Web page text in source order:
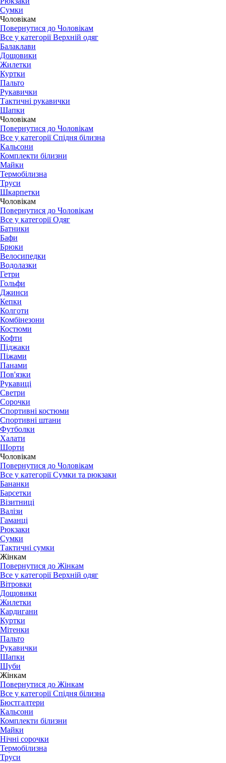
Сумки
Чоловікам
Повернутися до Чоловікам
Все у категорії Верхній одяг
Балаклави
Дощовики
Жилетки
Куртки
Пальто
Рукавички
Тактичні рукавички
Шапки
Чоловікам
Повернутися до Чоловікам
Все у категорії Спідня білизна
Кальсони
Комплекти білизни
Майки
Термобілизна
Труси
Шкарпетки
Чоловікам
Повернутися до Чоловікам
Все у категорії Одяг
Батники
Бафи
Брюки
Велосипедки
Водолазки
Гетри
Гольфи
Джинси
Кепки
Колготи
Комбінезони
Костюми
Кофти
Піджаки
Піжами
Панами
Пов'язки
Рукавиці
Светри
Сорочки
Спортивні костюми
Спортивні штани
Футболки
Халати
Шорти
Чоловікам
Повернутися до Чоловікам
Все у категорії Сумки та рюкзаки
Бананки
Барсетки
Візитниці
Валізи
Гаманці
Рюкзаки
Сумки
Тактичні сумки
Жінкам
Повернутися до Жінкам
Все у категорії Верхній одяг
Вітровки
Дощовики
Жилетки
Кардигани
Куртки
Мітенки
Пальто
Рукавички
Шапки
Шуби
Жінкам
Повернутися до Жінкам
Все у категорії Спідня білизна
Бюстгалтери
Кальсони
Комплекти білизни
Майки
Нічні сорочки
Термобілизна
Труси